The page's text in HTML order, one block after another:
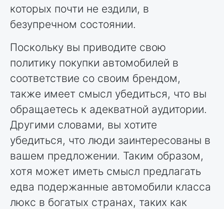
которых почти не ездили, в
безупречном состоянии.
Поскольку вы приводите свою
политику покупки автомобилей в
соответствие со своим брендом,
также имеет смысл убедиться, что вы
обращаетесь к адекватной аудитории.
Другими словами, вы хотите
убедиться, что люди заинтересованы в
вашем предложении. Таким образом,
хотя может иметь смысл предлагать
едва подержанные автомобили класса
люкс в богатых странах, таких как